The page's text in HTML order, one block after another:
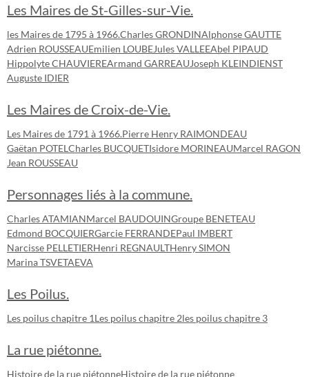
Les Maires de St-Gilles-sur-Vie.
les Maires de 1795 à 1966.Charles GRONDINAlphonse GAUTTE
Adrien ROUSSEAUEmilien LOUBEJules VALLEEAbel PIPAUD
Hippolyte CHAUVIEREArmand GARREAUJoseph KLEINDIENST
Auguste IDIER
Les Maires de Croix-de-Vie.
Les Maires de 1791 à 1966.Pierre Henry RAIMONDEAU
Gaëtan POTEL Charles BUCQUETIsidore MORINEAUMarcel RAGON
Jean ROUSSEAU
Personnages liés à la commune.
Charles ATAMIANMarcel BAUDOUINGroupe BENETEAU
Edmond BOCQUIERGarcie FERRANDEPaul IMBERT
Narcisse PELLETIERHenri REGNAULTHenry SIMON
Marina TSVETAEVA
Les Poilus.
Les poilus chapitre 1Les poilus chapitre 2les poilus chapitre 3
La rue piétonne.
Histoire de la rue piétonneHistoire de la rue piétonne